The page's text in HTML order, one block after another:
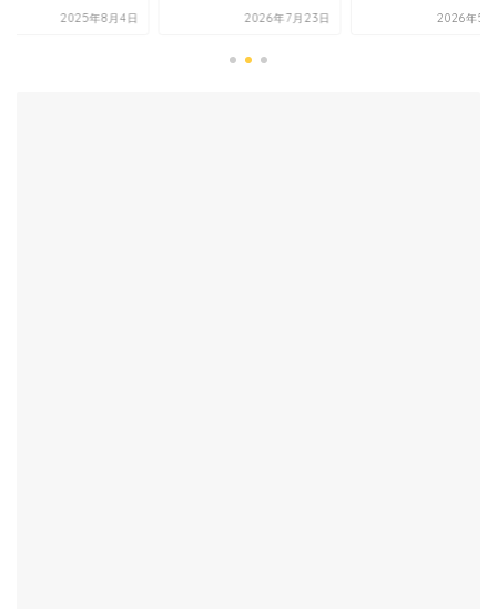
2025年8月4日 2026年7月23日 2026年5